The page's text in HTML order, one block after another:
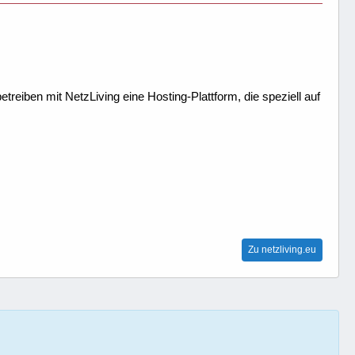
mit NetzLiving eine Hosting-Plattform, die speziell auf
Zu netzliving.eu